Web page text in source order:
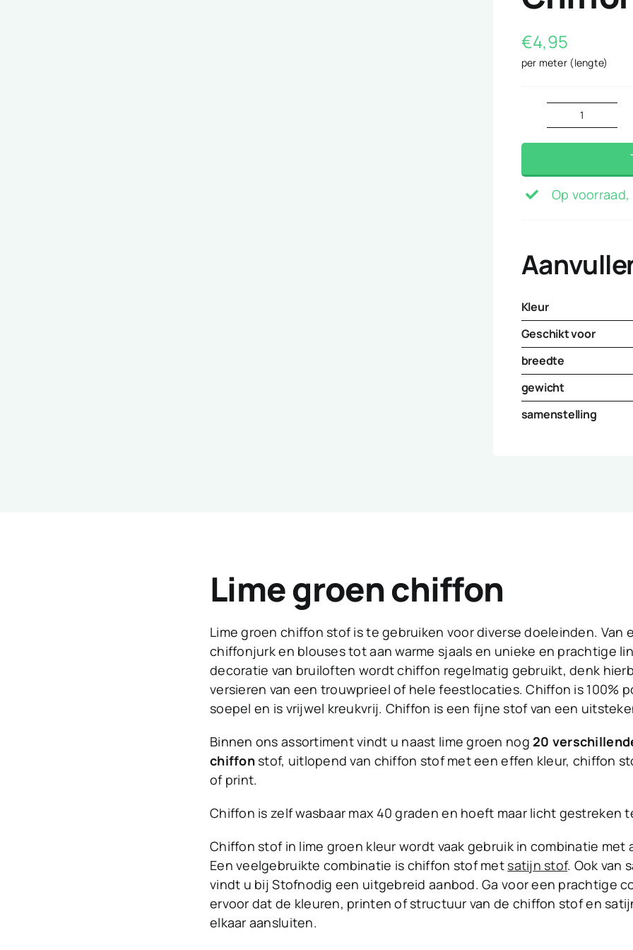
€4,95
per meter (lengte)
Chiffon
lime
aantal
Op
Kleur
Geschikt voor
breedte
gewicht
samenstelling
Lime groen chiffon
Lime groen chiffon stof is te gebruiken voor diverse doeleinden. Van
chiffonjurk en blouses tot aan warme sjaals en unieke en prachtige
decoratie van bruiloften wordt chiffon regelmatig gebruikt, denk
versieren van een trouwprieel of hele feestlocaties. Chiffon is 100%
soepel en is vrijwel kreukvrij. Chiffon is een fijne stof van een
Binnen ons assortiment vindt u naast lime groen nog 20
chiffonstof, uitlopend van chiffon stof met een effen kleur, chiffon
of print.
Chiffon is zelf wasbaar max 40 graden en hoeft maar licht gestreken
Chiffon stof in lime groen kleur wordt vaak gebruik in combinatie met
Een veelgebruikte combinatie is chiffon stof met satijn stof. Ook van
vindt u bij Stofnodig een uitgebreid aanbod. Ga voor een prachtige
ervoor dat de kleuren, printen of structuur van de chiffon stof en
elkaar aansluiten.